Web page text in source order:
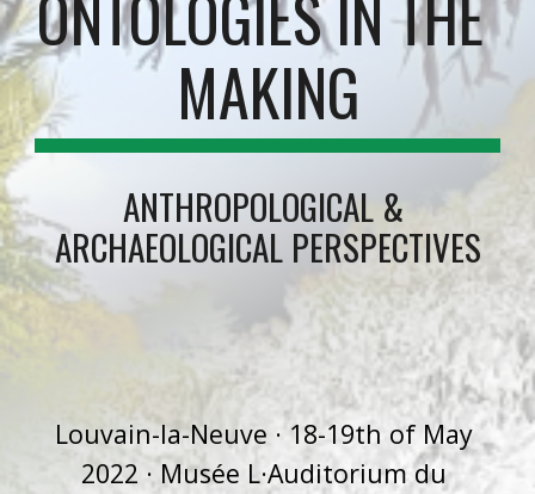
MAKING
ANTHROPOLOGICAL &
ARCHAEOLOGICAL PERSPECTIVES
Louvain-la-Neuve · 18-19th of May
2022 · Musée L·Auditorium du